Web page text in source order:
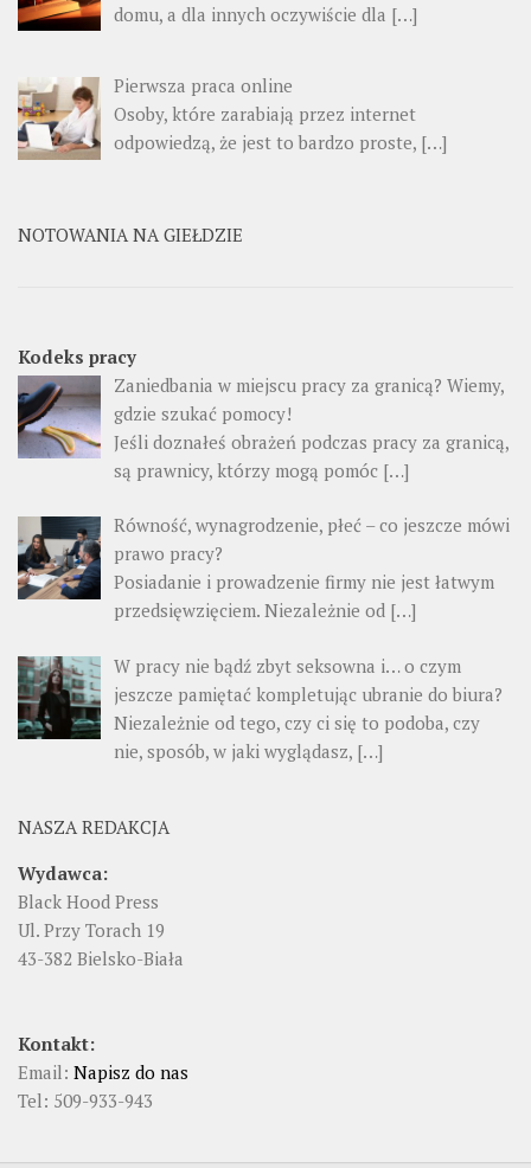
domu, a dla innych oczywiście dla […]
Pierwsza praca online
Osoby, które zarabiają przez internet
odpowiedzą, że jest to bardzo proste, […]
NOTOWANIA NA GIEŁDZIE
Kodeks pracy
Zaniedbania w miejscu pracy za granicą? Wiemy,
gdzie szukać pomocy!
Jeśli doznałeś obrażeń podczas pracy za granicą,
są prawnicy, którzy mogą pomóc […]
Równość, wynagrodzenie, płeć – co jeszcze mówi
prawo pracy?
Posiadanie i prowadzenie firmy nie jest łatwym
przedsięwzięciem. Niezależnie od […]
W pracy nie bądź zbyt seksowna i… o czym
jeszcze pamiętać kompletując ubranie do biura?
Niezależnie od tego, czy ci się to podoba, czy
nie, sposób, w jaki wyglądasz, […]
NASZA REDAKCJA
Wydawca:
Black Hood Press
Ul. Przy Torach 19
43-382 Bielsko-Biała
Kontakt:
Email: Napisz do nas
Tel: 509-933-943